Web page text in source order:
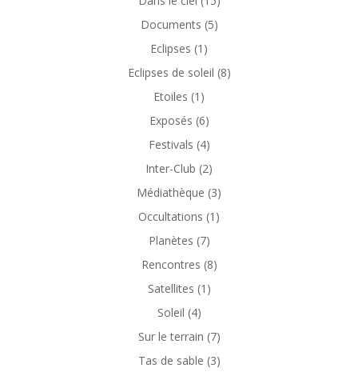
Documents (5)
Eclipses (1)
Eclipses de soleil (8)
Etoiles (1)
Exposés (6)
Festivals (4)
Inter-Club (2)
Médiathèque (3)
Occultations (1)
Planètes (7)
Rencontres (8)
Satellites (1)
Soleil (4)
Sur le terrain (7)
Tas de sable (3)